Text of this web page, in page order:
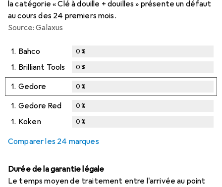
la catégorie « Clé à douille + douilles » présente un défaut
au cours des 24 premiers mois.
Source: Galaxus
1. Bahco 0%
1. Brilliant Tools 0%
1. Gedore 0%
1. Gedore Red 0%
1. Koken 0%
Comparer les 24 marques
Durée de la garantie légale
Le temps moyen de traitement entre l'arrivée au point